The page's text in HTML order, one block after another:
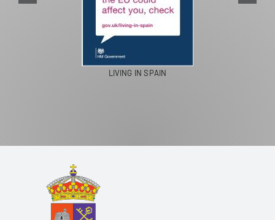
LIVING IN SPAIN